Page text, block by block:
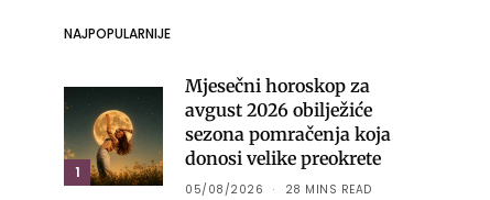
NAJPOPULARNIJE
1
Mjesečni horoskop za
avgust 2026 obilježiće
sezona pomračenja koja
donosi velike preokrete
05/08/2026 28 MINS READ